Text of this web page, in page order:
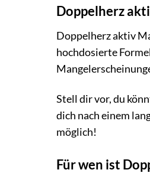
Doppelherz
Doppelherz aktiv
hochdosierte
Stell dir vor, du
dich nach einem
möglich!
Für wen ist